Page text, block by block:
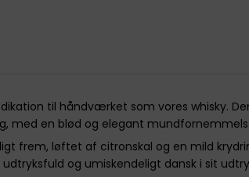
til håndværket som vores whisky.
med en blød og elegant
frem, løftet af citronskal og en mild
og umiskendeligt dansk i sit